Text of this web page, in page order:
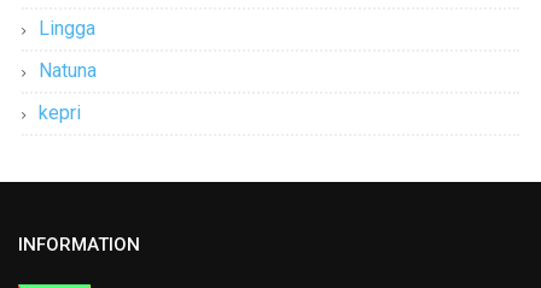
Lingga
Natuna
kepri
INFORMATION